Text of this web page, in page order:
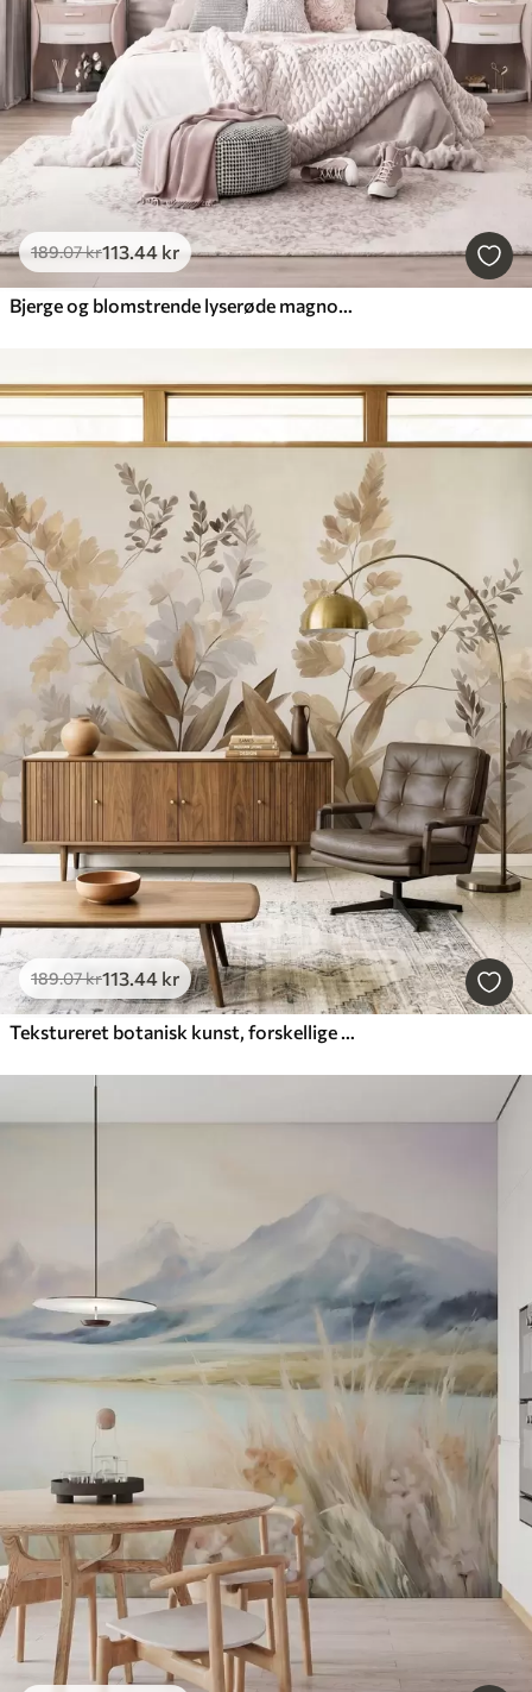
189.07kr113.44 kr
Bjerge og blomstrende lyserøde magnoliagrene, et landskab med dybde og tekstur
189.07kr113.44 kr
Tekstureret botanisk kunst, forskellige planter og blade i brune og beige nuancer